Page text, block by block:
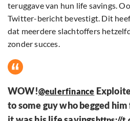
teruggave van hun life savings.
Twitter-bericht bevestigt. Dit
dat meerdere slachtoffers
zonder succes.
WOW!@eulerfinance
to some guy who begged